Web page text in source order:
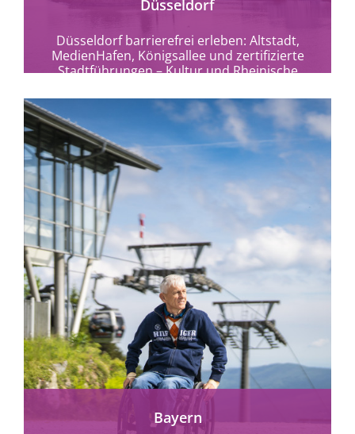
Düsseldorf
Düsseldorf barrierefrei erleben: Altstadt,
MedienHafen, Königsallee und zertifizierte
Stadtführungen – Kultur und Rheinische
mehr erfahren
Bayern